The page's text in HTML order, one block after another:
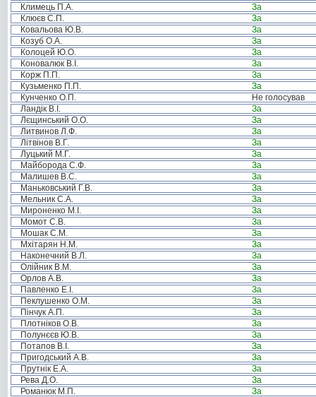
Климець П.А.
За
Клюєв С.П.
За
Ковальова Ю.В.
За
Козуб О.А.
За
Колоцей Ю.О.
За
Коновалюк В.І.
За
Корж П.П.
За
Кузьменко П.П.
За
Кунченко О.П.
Не голосував
Ландік В.І.
За
Лєщинський О.О.
За
Литвинов Л.Ф.
За
Літвінов В.Г.
За
Луцький М.Г.
За
Майборода С.Ф.
За
Малишев В.С.
За
Маньковський Г.В.
За
Мельник С.А.
За
Мироненко М.І.
За
Момот С.В.
За
Мошак С.М.
За
Мхітарян Н.М.
За
Наконечний В.Л.
За
Олійник В.М.
За
Орлов А.В.
За
Павленко Е.І.
За
Пеклушенко О.М.
За
Пінчук А.П.
За
Плотніков О.В.
За
Полунєєв Ю.В.
За
Потапов В.І.
За
Пригодський А.В.
За
Прутнік Е.А.
За
Рева Д.О.
За
Романюк М.П.
За